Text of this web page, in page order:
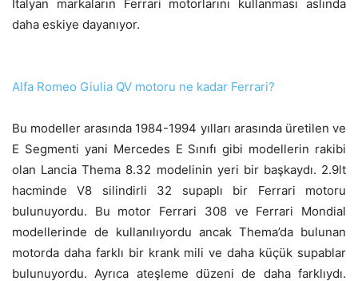
İtalyan markaların Ferrari motorlarını kullanması aslında
daha eskiye dayanıyor.
Alfa Romeo Giulia QV motoru ne kadar Ferrari?
Bu modeller arasında 1984-1994 yılları arasında üretilen ve
E Segmenti yani Mercedes E Sınıfı gibi modellerin rakibi
olan Lancia Thema 8.32 modelinin yeri bir başkaydı. 2.9lt
hacminde V8 silindirli 32 supaplı bir Ferrari motoru
bulunuyordu. Bu motor Ferrari 308 ve Ferrari Mondial
modellerinde de kullanılıyordu ancak Thema’da bulunan
motorda daha farklı bir krank mili ve daha küçük supablar
bulunuyordu. Ayrıca ateşleme düzeni de daha farklıydı.